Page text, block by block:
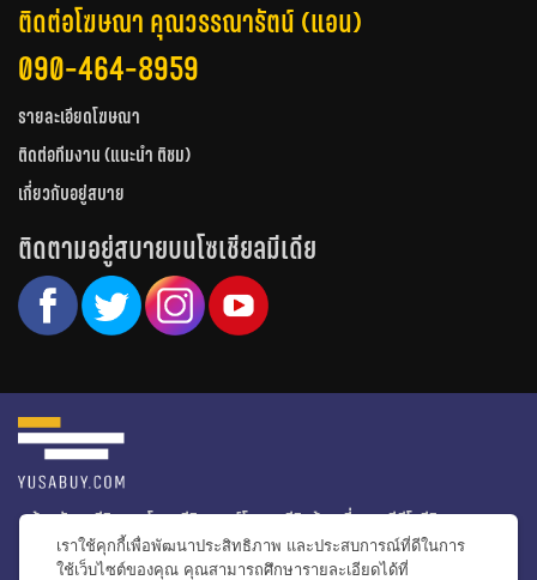
ติดต่อโฆษณา คุณวรรณารัตน์ (แอน)
090-464-8959
รายละเอียดโฆษณา
ติดต่อทีมงาน (แนะนำ ติชม)
เกี่ยวกับอยู่สบาย
ติดตามอยู่สบายบนโซเชียลมีเดีย
หน้าหลัก รีวิวคอนโด รีวิวทาวน์โฮม รีวิวบ้านเดี่ยว
วีดีโอรีวิว
ไอเดียแต่งบ้าน
ข่าวอสังหาริมทรัพย์ โปรโมชั่นบ้านและคอนโด
เราใช้คุกกี้เพื่อพัฒนาประสิทธิภาพ และประสบการณ์ที่ดีในการ
ใช้เว็บไซต์ของคุณ คุณสามารถศึกษารายละเอียดได้ที่